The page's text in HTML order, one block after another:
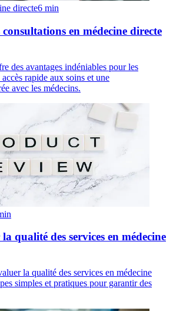
directe6 min
consultations en médecine directe
des avantages indéniables pour les
rapide aux soins et une
avec les médecins.
qualité des services en médecine
la qualité des services en médecine
simples et pratiques pour garantir des